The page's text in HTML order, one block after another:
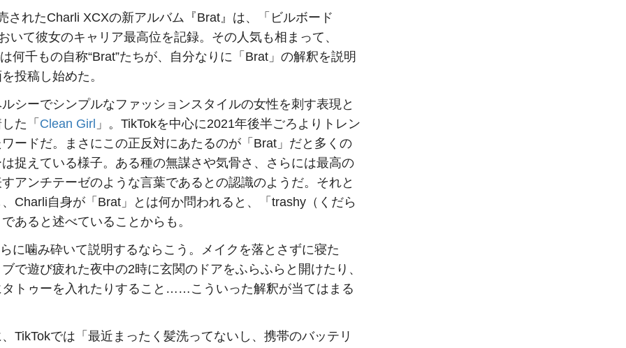
されたCharli XCXの新アルバム『Brat』は、「ビルボード
いて彼女のキャリア最高位を記録。その人気も相まって、
何千もの自称“Brat”たちが、自分なりに「Brat」の解釈を説明
投稿し始めた。
シーでシンプルなファッションスタイルの女性を刺す表現と
た「 Clean Girl 」。TikTokを中心に2021年後半ごろよりトレン
ードだ。まさにこの正反対にあたるのが「Brat」だと多くの
捉えている様子。ある種の無謀さや気骨さ、さらには最高の
アンチテーゼのような言葉であるとの認識のようだ。それと
Charli自身が「Brat」とは何か問われると、「trashy（くだら
あると述べていることからも。
に噛み砕いて説明するならこう。メイクを落とさずに寝た
で遊び疲れた夜中の2時に玄関のドアをふらふらと開けたり、
トゥーを入れたりすること……こういった解釈が当てはまる
TikTokでは「最近まったく髪洗ってないし、携帯のバッテリ